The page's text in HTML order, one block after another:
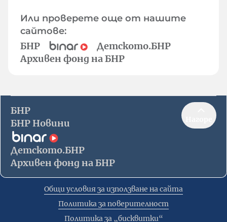
Или проверете още от нашите
сайтове:
БНР
Детското.БНР
Архивен фонд на БНР
БНР
БНР Новини
Детското.БНР
Архивен фонд на БНР
Общи условия за използване на сайта
Политика за поверителност
Политика за „бисквитки“